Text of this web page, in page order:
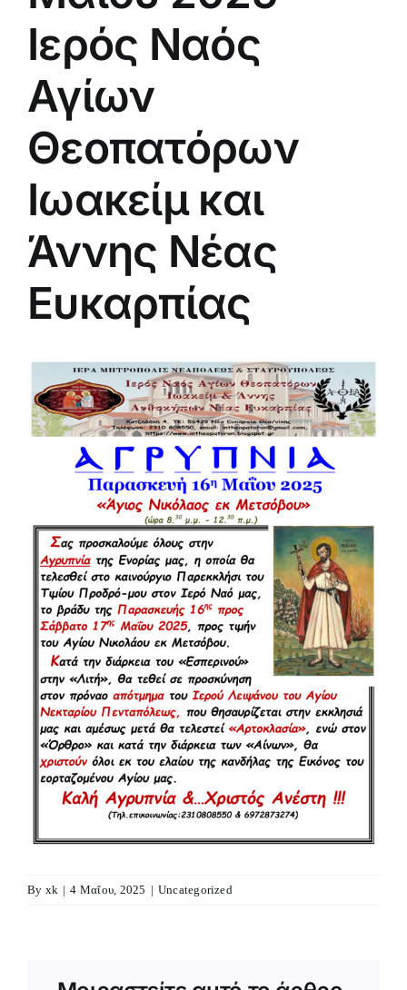
Ιερός Ναός
Αγίων
Θεοπατόρων
Ιωακείμ και
Άννης Νέας
Ευκαρπίας
By xk | 4 Μαΐου, 2025 | Uncategorized